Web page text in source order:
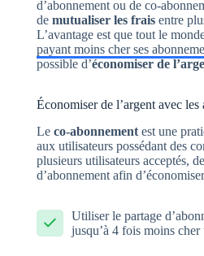
d’abonnement ou de co-
de mutualiser les fraisentre
L’avantage est que tout le
payant moins cher ses
possible d’économiser de
Économiser de l’argent avec les
Le co-abonnementest une
aux utilisateurs possédant des
plusieurs utilisateurs acceptés,
d’abonnement afin
Utiliser le partage
jusqu’à 4 fois moins cher